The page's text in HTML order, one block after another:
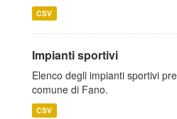
CSV
Impianti sportivi
Elenco degli impianti sportivi
comune di Fano.
CSV